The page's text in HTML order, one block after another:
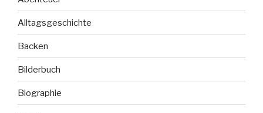
Alltagsgeschichte
Backen
Bilderbuch
Biographie